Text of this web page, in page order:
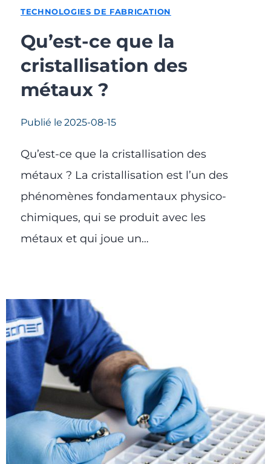
TECHNOLOGIES DE FABRICATION
Qu’est-ce que la
cristallisation des
métaux ?
Publié le 2025-08-15
Qu’est-ce que la cristallisation des
métaux ? La cristallisation est l’un des
phénomènes fondamentaux physico-
chimiques, qui se produit avec les
métaux et qui joue un…